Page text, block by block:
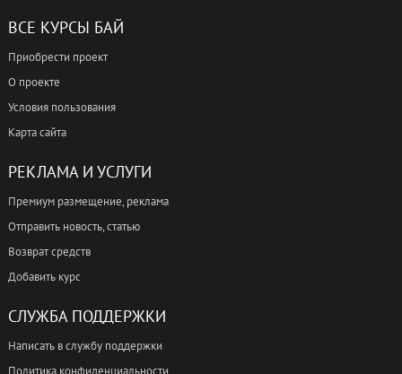
ВСЕ КУРСЫ БАЙ
Приобрести проект
О проекте
Условия пользования
Карта сайта
РЕКЛАМА И УСЛУГИ
Премиум размещение, реклама
Отправить новость, статью
Возврат средств
Добавить курс
СЛУЖБА ПОДДЕРЖКИ
Написать в службу поддержки
Политика конфиденциальности